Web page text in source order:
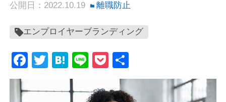
HRコラム
お知らせ
会社情報
よくある質問
公開日：2022.10.19 離職防止
エンプロイヤーブランディング
Facebook
Twitter
Hatena
LinePocket
有